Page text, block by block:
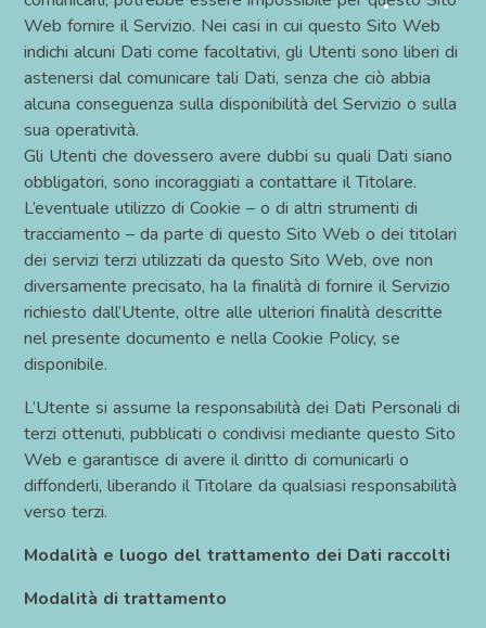
Web fornire il Servizio. Nei casi in cui questo Sito Web
indichi alcuni Dati come facoltativi, gli Utenti sono liberi di
astenersi dal comunicare tali Dati, senza che ciò abbia
alcuna conseguenza sulla disponibilità del Servizio o sulla
sua operatività.
Gli Utenti che dovessero avere dubbi su quali Dati siano
obbligatori, sono incoraggiati a contattare il Titolare.
L’eventuale utilizzo di Cookie – o di altri strumenti di
tracciamento – da parte di questo Sito Web o dei titolari
dei servizi terzi utilizzati da questo Sito Web, ove non
diversamente precisato, ha la finalità di fornire il Servizio
richiesto dall’Utente, oltre alle ulteriori finalità descritte
nel presente documento e nella Cookie Policy, se
disponibile.
L’Utente si assume la responsabilità dei Dati Personali di
terzi ottenuti, pubblicati o condivisi mediante questo Sito
Web e garantisce di avere il diritto di comunicarli o
diffonderli, liberando il Titolare da qualsiasi responsabilità
verso terzi.
Modalità e luogo del trattamento dei Dati raccolti
Modalità di trattamento
•
•
•